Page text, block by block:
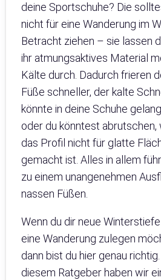
deine Sportschuhe? Die
nicht für eine Wanderung im
Betracht ziehen – sie lassen
ihr atmungsaktives Material
Kälte durch. Dadurch frieren
Füße schneller, der kalte
könnte in deine Schuhe
oder du könntest abrutschen,
das Profil nicht für glatte
gemacht ist. Alles in allem
zu einem unangenehmen
nassen Füßen.
Wenn du dir neue
eine Wanderung zulegen
dann bist du hier genau
diesem Ratgeber haben wir